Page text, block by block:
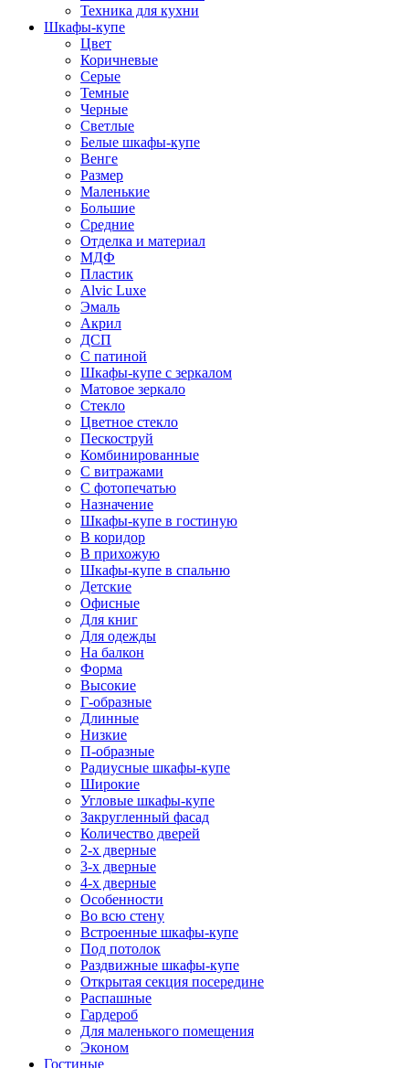
Техника для кухни
Шкафы-купе
Цвет
Коричневые
Серые
Темные
Черные
Светлые
Белые шкафы-купе
Венге
Размер
Маленькие
Большие
Средние
Отделка и материал
МДФ
Пластик
Alvic Luxe
Эмаль
Акрил
ДСП
С патиной
Шкафы-купе с зеркалом
Матовое зеркало
Стекло
Цветное стекло
Пескоструй
Комбинированные
С витражами
С фотопечатью
Назначение
Шкафы-купе в гостиную
В коридор
В прихожую
Шкафы-купе в спальню
Детские
Офисные
Для книг
Для одежды
На балкон
Форма
Высокие
Г-образные
Длинные
Низкие
П-образные
Радиусные шкафы-купе
Широкие
Угловые шкафы-купе
Закругленный фасад
Количество дверей
2-х дверные
3-х дверные
4-х дверные
Особенности
Во всю стену
Встроенные шкафы-купе
Под потолок
Раздвижные шкафы-купе
Открытая секция посередине
Распашные
Гардероб
Для маленького помещения
Эконом
Гостиные